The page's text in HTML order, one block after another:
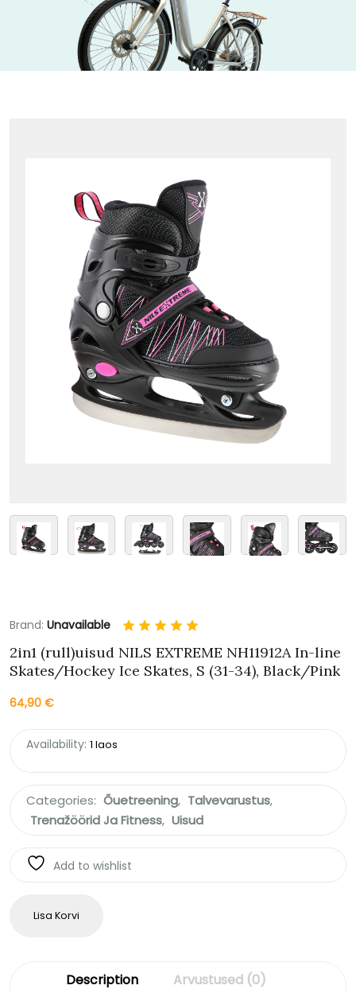
Brand: Unavailable
2in1 (rull)uisud NILS EXTREME NH11912A In-line
Skates/Hockey Ice Skates, S (31-34), Black/Pink
64,90 €
Availability: 1 laos
Categories: Õuetreening, Talvevarustus,
Trenažöörid Ja Fitness, Uisud
Add to wishlist
Lisa Korvi
Description Arvustused (0)